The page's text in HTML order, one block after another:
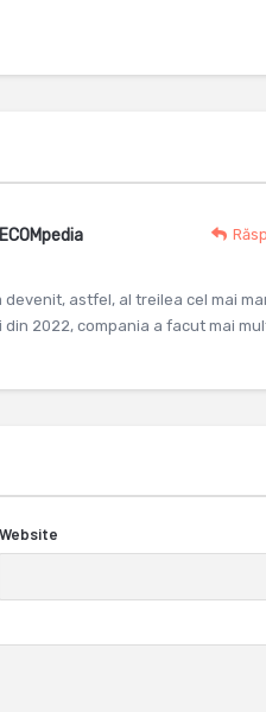
astfel, al treilea cel mai
2022, compania a facut mai
Website